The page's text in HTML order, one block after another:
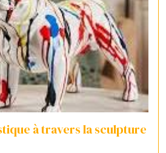
à travers la sculpture